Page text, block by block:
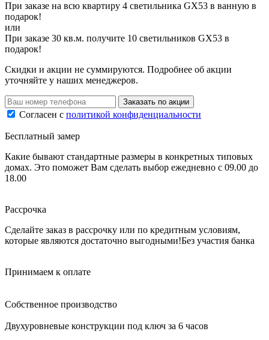
При заказе на всю квартиру 4 светильника GX53 в ванную в
подарок!
или
При заказе 30 кв.м. получите 10 светильников GX53 в
подарок!
Скидки и акции не суммируются. Подробнее об акции
уточняйте у наших менеджеров.
Заказать по акции
Согласен с политикой конфиденциальности
Бесплатный замер
Какие бывают стандартные размеры в конкретных типовых
домах. Это поможет Вам сделать выбор ежедневно с 09.00 до
18.00
Рассрочка
Сделайте заказ в рассрочку или по кредитным условиям,
которые являются достаточно выгодными!Без участия банка
Принимаем к оплате
Собственное производство
Двухуровневые конструкции под ключ за 6 часов